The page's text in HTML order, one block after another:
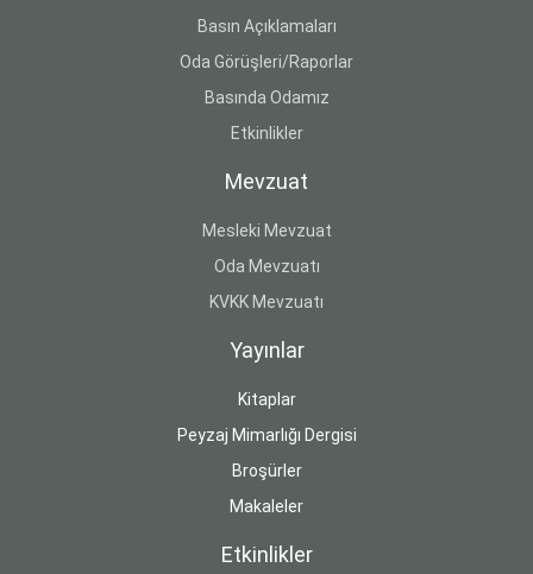
Basın Açıklamaları
Oda Görüşleri/Raporlar
Basında Odamız
Etkinlikler
Mevzuat
Mesleki Mevzuat
Oda Mevzuatı
KVKK Mevzuatı
Yayınlar
Kitaplar
Peyzaj Mimarlığı Dergisi
Broşürler
Makaleler
Etkinlikler